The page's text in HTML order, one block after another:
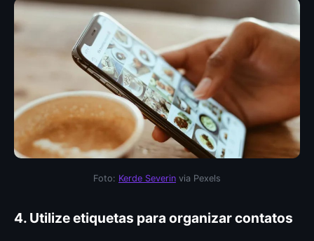
Foto: Kerde Severin via Pexels
4. Utilize etiquetas para organizar contatos